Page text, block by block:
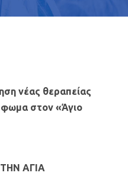
νέας θεραπείας
στον «Άγιο
ΑΓΙΑ